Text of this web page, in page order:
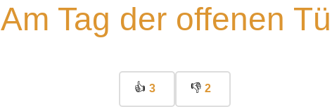
Am Tag der offenen
👍 3 👎 2